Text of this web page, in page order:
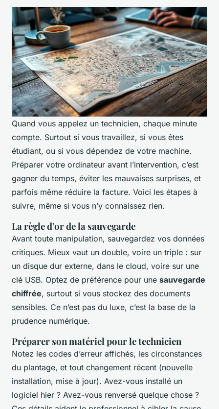
Quand vous appelez un technicien, chaque minute
compte. Surtout si vous travaillez, si vous êtes
étudiant, ou si vous dépendez de votre machine.
Préparer votre ordinateur avant l’intervention, c’est
gagner du temps, éviter les mauvaises surprises, et
parfois même réduire la facture. Voici les étapes à
suivre, même si vous n’y connaissez rien.
La règle d'or de la sauvegarde
Avant toute manipulation, sauvegardez vos données
critiques. Mieux vaut un double, voire un triple : sur
un disque dur externe, dans le cloud, voire sur une
clé USB. Optez de préférence pour une sauvegarde
chiffrée, surtout si vous stockez des documents
sensibles. Ce n’est pas du luxe, c’est la base de la
prudence numérique.
Préparer son matériel pour le technicien
Notez les codes d’erreur affichés, les circonstances
du plantage, et tout changement récent (nouvelle
installation, mise à jour). Avez-vous installé un
logiciel hier ? Avez-vous renversé quelque chose ?